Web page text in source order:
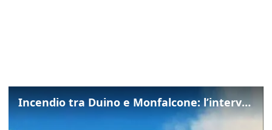
Incendio tra Duino e Monfalcone: l’intervento dei vigili del fuoco